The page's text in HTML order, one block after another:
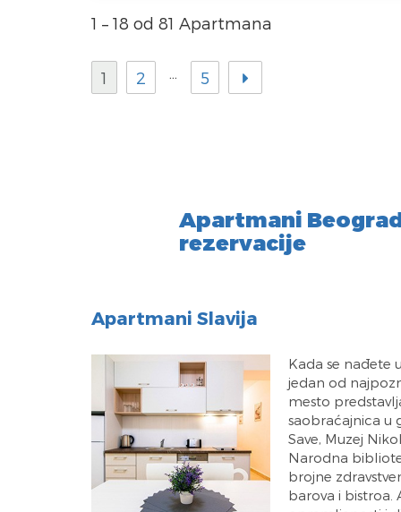
1 – 18 od 81 Apartmana
1 2 5
Apartmani
rezervacije
Apartmani Slavija
Kada se nađete
jedan od
mesto
saobraćajnica u
Save, Muzej
Narodna
brojne
barova i bistroa.